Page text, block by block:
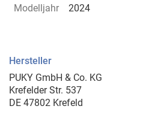
Modelljahr 2024
Hersteller
PUKY GmbH & Co. KG
Krefelder Str. 537
DE 47802 Krefeld